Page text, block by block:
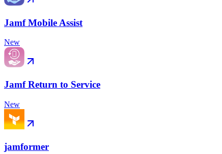
Jamf Mobile Assist
New
Jamf Return to Service
New
jamformer